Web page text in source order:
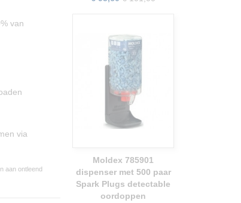
van
via
aan ontleend
Moldex 785901
dispenser met 500 paar
Spark Plugs detectable
oordoppen